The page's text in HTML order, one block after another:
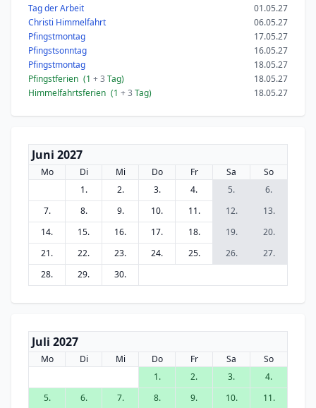
Tag der Arbeit
01.05.27
Christi Himmelfahrt
06.05.27
Pfingstmontag
17.05.27
Pfingstsonntag
16.05.27
Pfingstmontag
18.05.27
Pfingstferien (1 + 3 Tag)
18.05.27
Himmelfahrtsferien (1 + 3 Tag) 18.05.27
Juni 2027
Mo Di Mi Do Fr Sa
So
1.
2. 3. 4. 5.
6.
7.
8. 9. 10. 11. 12.
13.
14.
15. 16. 17. 18. 19.
20.
21.
22. 23. 24. 25. 26.
27.
28.
29. 30.
Juli 2027
Mo Di Mi Do Fr Sa
So
1.
2. 3.
4.
5.
6. 7. 8. 9. 10.
11.